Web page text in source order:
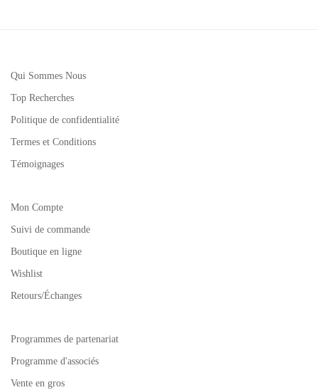
Qui Sommes Nous
Top Recherches
Politique de confidentialité
Termes et Conditions
Témoignages
Mon Compte
Suivi de commande
Boutique en ligne
Wishlist
Retours/Échanges
Programmes de partenariat
Programme d'associés
Vente en gros